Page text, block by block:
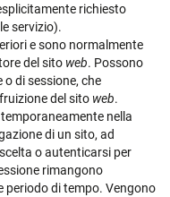
richiesto
servizio).
e sono normalmente
del sito web. Possono
di sessione, che
del sito web.
nella
di un sito, ad
o autenticarsi per
rimangono
periodo di tempo. Vengono